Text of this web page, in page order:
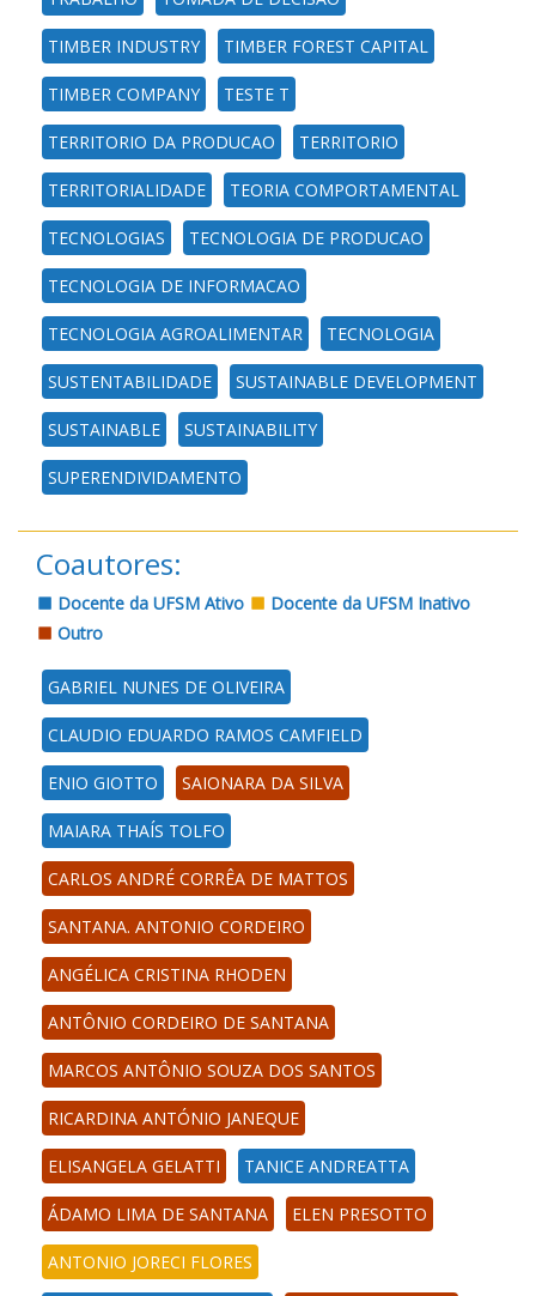
TIMBER INDUSTRY TIMBER FOREST CAPITAL
TIMBER COMPANY TESTE T
TERRITORIO DA PRODUCAO TERRITORIO
TERRITORIALIDADE TEORIA COMPORTAMENTAL
TECNOLOGIAS TECNOLOGIA DE PRODUCAO
TECNOLOGIA DE INFORMACAO
TECNOLOGIA AGROALIMENTAR TECNOLOGIA
SUSTENTABILIDADE SUSTAINABLE DEVELOPMENT
SUSTAINABLE SUSTAINABILITY
SUPERENDIVIDAMENTO
Coautores:
Docente da UFSM Ativo
Docente da UFSM Inativo
Outro
GABRIEL NUNES DE OLIVEIRA
CLAUDIO EDUARDO RAMOS CAMFIELD
ENIO GIOTTO SAIONARA DA SILVA
MAIARA THAÍS TOLFO
CARLOS ANDRÉ CORRÊA DE MATTOS
SANTANA. ANTONIO CORDEIRO
ANGÉLICA CRISTINA RHODEN
ANTÔNIO CORDEIRO DE SANTANA
MARCOS ANTÔNIO SOUZA DOS SANTOS
RICARDINA ANTÓNIO JANEQUE
ELISANGELA GELATTI TANICE ANDREATTA
ÁDAMO LIMA DE SANTANA ELEN PRESOTTO
ANTONIO JORECI FLORES